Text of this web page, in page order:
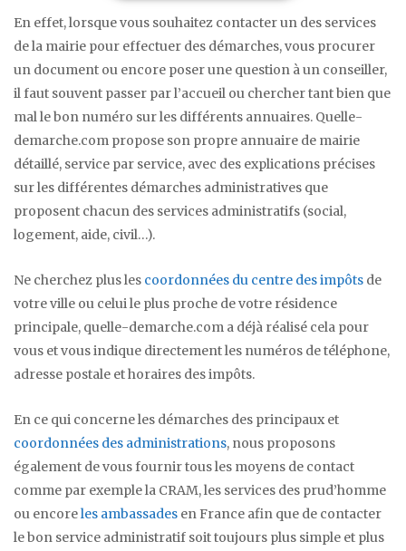
En effet, lorsque vous souhaitez contacter un des services
de la mairie pour effectuer des démarches, vous procurer
un document ou encore poser une question à un conseiller,
il faut souvent passer par l’accueil ou chercher tant bien que
mal le bon numéro sur les différents annuaires. Quelle-
demarche.com propose son propre annuaire de mairie
détaillé, service par service, avec des explications précises
sur les différentes démarches administratives que
proposent chacun des services administratifs (social,
logement, aide, civil…).
Ne cherchez plus les coordonnées du centre des impôts de
votre ville ou celui le plus proche de votre résidence
principale, quelle-demarche.com a déjà réalisé cela pour
vous et vous indique directement les numéros de téléphone,
adresse postale et horaires des impôts.
En ce qui concerne les démarches des principaux et
coordonnées des administrations, nous proposons
également de vous fournir tous les moyens de contact
comme par exemple la CRAM, les services des prud’homme
ou encoreles ambassades en France afin que de contacter
le bon service administratif soit toujours plus simple et plus